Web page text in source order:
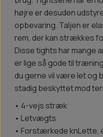
højre er desuden
opbevaring. Taljen er
rem, der kan strækkes
Disse tights har mange
er lige så gode til
du gerne vil være let og
stadig beskyttet mod
• 4-vejs stræk
• Letvægts
• Forstærkede knLette,